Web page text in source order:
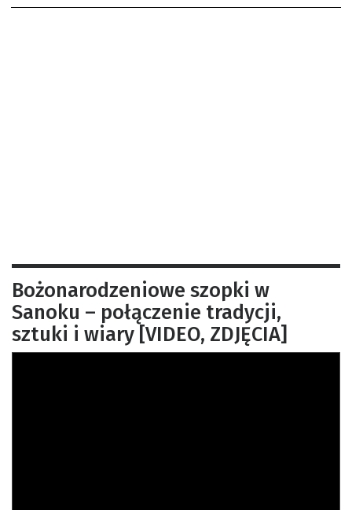
Bożonarodzeniowe szopki w
Sanoku – połączenie tradycji,
sztuki i wiary [VIDEO, ZDJĘCIA]